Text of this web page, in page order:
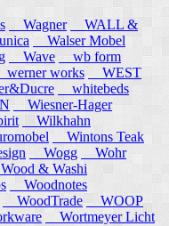
Wagner
WALL &
Walser Mobel
Wave
wb form
werner works
WEST
whitebeds
Wiesner-Hager
Wilkhahn
Wintons Teak
Wogg
Wohr
& Washi
Woodnotes
WoodTrade
WOOP
Wortmeyer Licht